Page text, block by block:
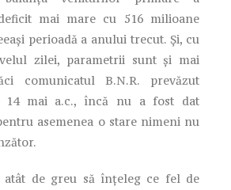
mai mare cu 516 milioane
perioadă a anului trecut. Și, cu
zilei, parametrii sunt și mai
comunicatul B.N.R. prevăzut
14 mai a.c., încă nu a fost dat
asemenea o stare nimeni nu
de greu să înțeleg ce fel de